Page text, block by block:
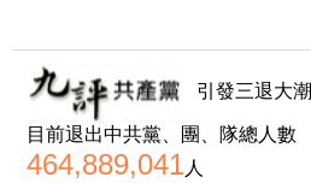
引發三退大潮
目前退出中共黨、團、隊總人數
464,889,041人